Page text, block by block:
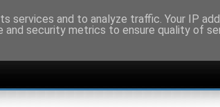
services and to analyze traffic. Your IP
and security metrics to ensure quality of